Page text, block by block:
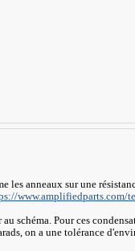
anneaux sur une
www.amplifiedparts.com/
schéma. Pour ces
on a une tolérance